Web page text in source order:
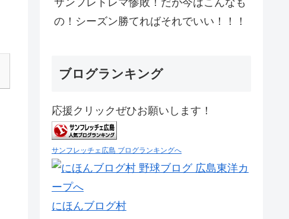
の！シーズン勝てればそれでいい！！！
ブログランキング
応援クリックぜひお願いします！
サンフレッチェ広島 ブログランキングへ
にほんブログ村